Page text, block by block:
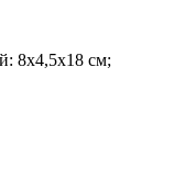
8х4,5х18 см;